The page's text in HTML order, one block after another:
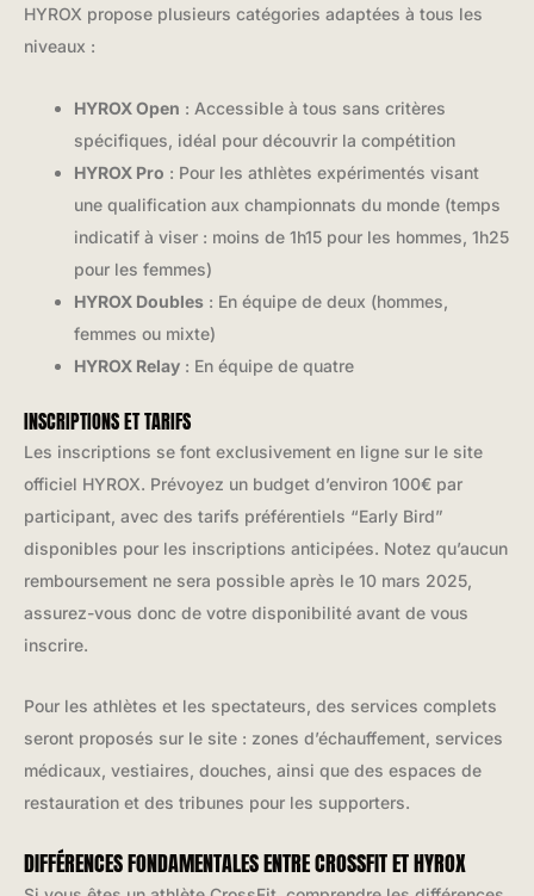
HYROX propose plusieurs catégories adaptées à tous les
niveaux :
HYROX Open : Accessible à tous sans critères
spécifiques, idéal pour découvrir la compétition
HYROX Pro : Pour les athlètes expérimentés visant
une qualification aux championnats du monde (temps
indicatif à viser : moins de 1h15 pour les hommes, 1h25
pour les femmes)
HYROX Doubles : En équipe de deux (hommes,
femmes ou mixte)
HYROX Relay : En équipe de quatre
INSCRIPTIONS ET TARIFS
Les inscriptions se font exclusivement en ligne sur le site
officiel HYROX. Prévoyez un budget d’environ 100€ par
participant, avec des tarifs préférentiels “Early Bird”
disponibles pour les inscriptions anticipées. Notez qu’aucun
remboursement ne sera possible après le 10 mars 2025,
assurez-vous donc de votre disponibilité avant de vous
inscrire.
Pour les athlètes et les spectateurs, des services complets
seront proposés sur le site : zones d’échauffement, services
médicaux, vestiaires, douches, ainsi que des espaces de
restauration et des tribunes pour les supporters.
DIFFÉRENCES FONDAMENTALES ENTRE CROSSFIT ET HYROX